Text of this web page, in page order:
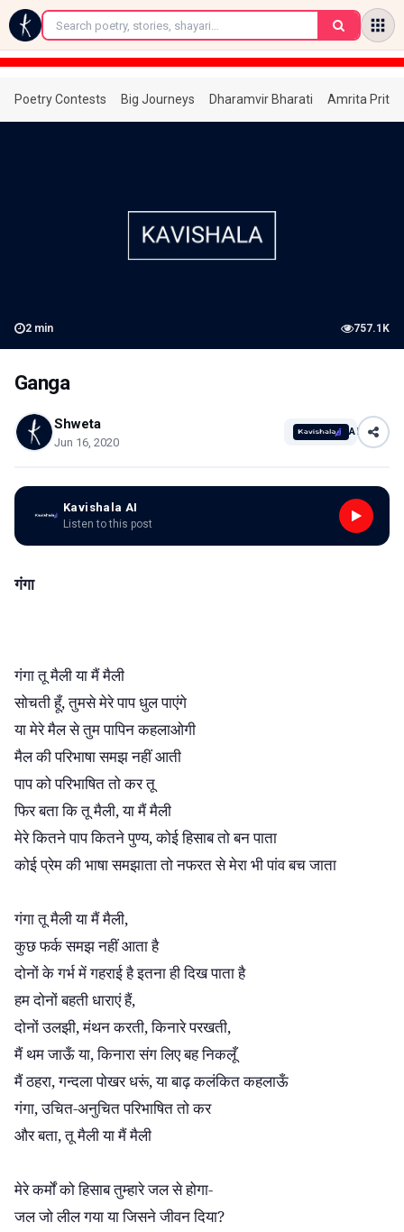
←
Poetry Contests Big Journeys Dharamvir Bharati Amrita
2 min 757.1K
Ganga
Shweta
Jun 16, 2020
AI
Kavishala AI
Listen to this post
गंगा
गंगा तू मैली या मैं मैली
सोचती हूँ,तुमसे मेरे पाप धुल पाएंगे
या मेरे मैल से तुम पापिन कहलाओगी
मैल की परिभाषा समझ नहीं आती
पाप को परिभाषित तो कर तू
फिर बता कि तू मैली,या मैं मैली
मेरे कितने पाप कितने पुण्य,कोई हिसाब तो बन पाता
कोई प्रेम की भाषा समझाता तो नफरत से मेरा भी पांव बच जाता
गंगा तू मैली या मैं मैली,
कुछ फर्क समझ नहीं आता है
दोनों के गर्भ में गहराई है इतना ही दिख पाता है
हम दोनों बहती धाराएं हैं,
दोनों उलझी,मंथन करती,किनारे परखती,
मैं थम जाऊँ या,किनारा संग लिए बह निकलूँ
मैं ठहरा,गन्दला पोखर धरूं,या बाढ़ कलंकित कहलाऊँ
गंगा,उचित-अनुचित परिभाषित तो कर
और बता,तू मैली या मैं मैली
मेरे कर्मों को हिसाब तुम्हारे जल से होगा-
जल जो लील गया या जिसने जीवन दिया?